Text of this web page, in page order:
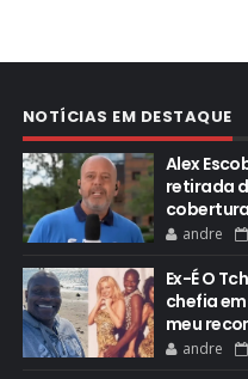
NOTÍCIAS EM DESTAQUE
Alex
retirada
andre
Ex-É O
chefia
meu
andre